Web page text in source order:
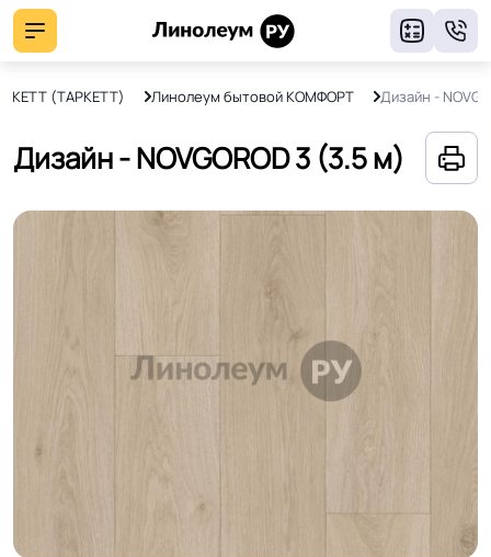
(ТАРКЕТТ) Линолеум бытовой КОМФОРТ Дизайн -
Дизайн - NOVGOROD 3 (3.5 м)